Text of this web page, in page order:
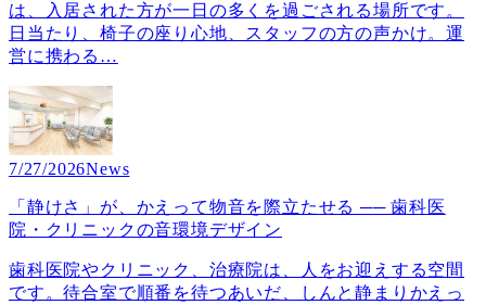
は、入居された方が一日の多くを過ごされる場所です。
日当たり、椅子の座り心地、スタッフの方の声かけ。運
営に携わる …
7/27/2026News
「静けさ」が、かえって物音を際立たせる ── 歯科医
院・クリニックの音環境デザイン
歯科医院やクリニック、治療院は、人をお迎えする空間
です。待合室で順番を待つあいだ、しんと静まりかえっ